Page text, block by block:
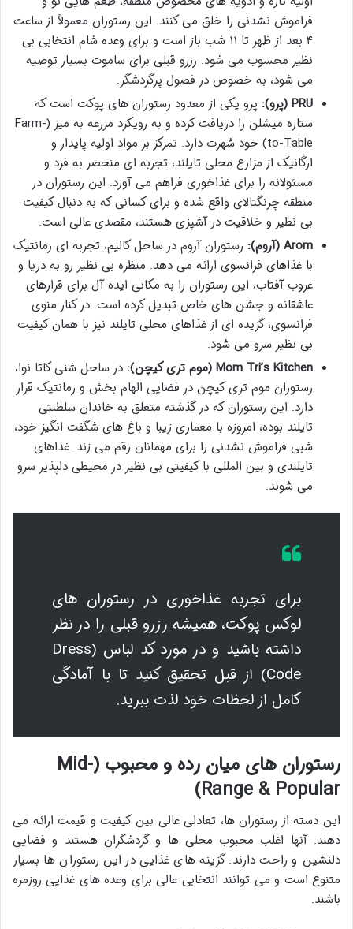
فراموش نشدنی را خلق می کنند. این رستوران معمولاً از ساعت
۴ بعد از ظهر تا ۱۱ شب باز است و برای وعده شام انتخابی بی
نظیر محسوب می شود. رزرو قبلی برای ساموت بسیار توصیه
می شود، به خصوص در فصول پرگردشگر.
PRU (پرو):
پرو یکی از معدود رستوران های پوکت است که
ستاره میشلن را دریافت کرده و به رویکرد مزرعه به میز (Farm-
to-Table) خود شهرت دارد. تمرکز بر مواد اولیه پایدار و
ارگانیک از مزارع محلی تایلند، تجربه ای منحصر به فرد و
مسئولانه را برای غذاخوری فراهم می آورد. این رستوران در
منطقه چرنگتالای واقع شده و برای کسانی که به دنبال کیفیت
بی نظیر و خلاقیت در آشپزی هستند، مقصدی عالی است.
Arom (آروم):
رستوران آروم در ساحل کالیم، تجربه ای رمانتیک
با غذاهای فرانسوی ارائه می دهد. منظره بی نظیر رو به دریا و
غروب آفتاب، این رستوران را به مکانی ایده آل برای قرارهای
عاشقانه و جشن های خاص تبدیل کرده است. در کنار منوی
فرانسوی، گزیده ای از غذاهای محلی تایلند نیز با همان کیفیت
بی نظیر سرو می شود.
Mom Tri’s Kitchen (موم تری کیچن):
در ساحل شنی کاتا نوا،
رستوران موم تری کیچن در فضایی الهام بخش و رمانتیک قرار
دارد. این رستوران که در گذشته متعلق به خاندان سلطنتی
تایلند بوده، امروزه با معماری زیبا و باغ های شگفت انگیز خود،
شبی فراموش نشدنی را برای مهمانان رقم می زند. غذاهای
تایلندی و بین المللی با کیفیتی بی نظیر در محیطی دلپذیر سرو
می شوند.
برای تجربه غذاخوری در رستوران های
لوکس پوکت، همیشه رزرو قبلی را در نظر
داشته باشید و در مورد کد لباس (Dress
Code) از قبل تحقیق کنید تا با آمادگی
کامل از لحظات خود لذت ببرید.
رستوران های میان رده و محبوب (Mid-
Range & Popular)
این دسته از رستوران ها، تعادلی عالی بین کیفیت و قیمت ارائه می
دهند. آنها اغلب محبوب محلی ها و گردشگران هستند و فضایی
دلنشین و راحت دارند. گزینه های غذایی در این رستوران ها بسیار
متنوع است و می توانند انتخابی عالی برای وعده های غذایی روزمره
باشند.